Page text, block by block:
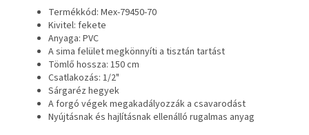
Termékkód: Mex-79450-70
Kivitel: fekete
Anyaga: PVC
A sima felület megkönnyíti a tisztán tartást
Tömlő hossza: 150 cm
Csatlakozás: 1/2"
Sárgaréz hegyek
A forgó végek megakadályozzák a csavarodást
Nyújtásnak és hajlításnak ellenálló rugalmas anyag